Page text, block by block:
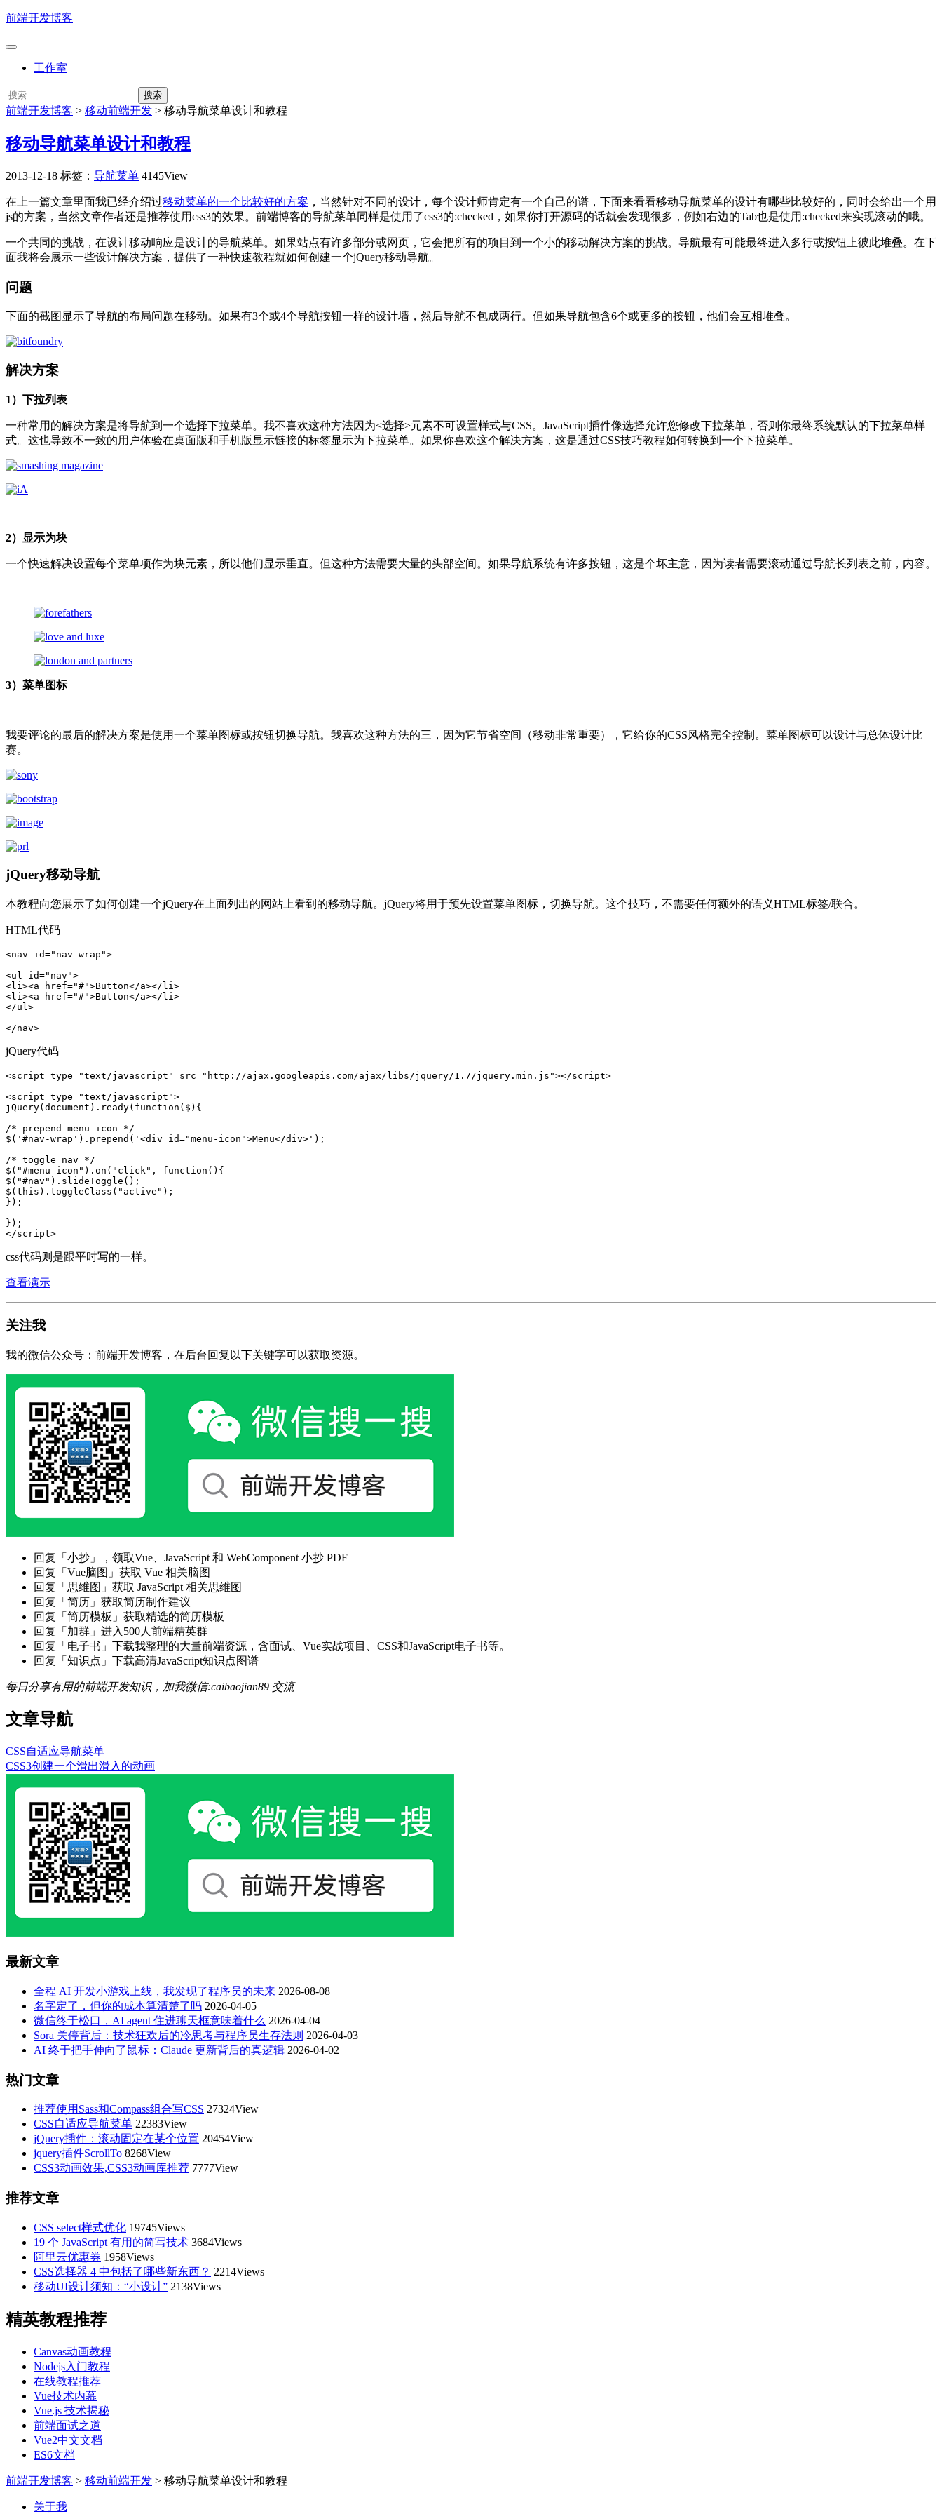
前端开发博客
工作室
前端开发博客 > 移动前端开发 > 移动导航菜单设计和教程
移动导航菜单设计和教程
2013-12-18 标签： 导航菜单 4145View
在上一篇文章里面我已经介绍过移动菜单的一个比较好的方案 ，当然针对不同的设计，每个设计师肯定有一个自己的谱，下面来看看移动导航菜单的设计有哪些比较好的，同时会给出一个用
js的方案，当然文章作者还是推荐使用css3的效果。前端博客的导航菜单同样是使用了css3的:checked，如果你打开源码的话就会发现很多，例如右边的Tab也是使用:checked来实现滚动的哦。
一个共同的挑战，在设计移动响应是设计的导航菜单。如果站点有许多部分或网页，它会把所有的项目到一个小的移动解决方案的挑战。导航最有可能最终进入多行或按钮上彼此堆叠。在下
面我将会展示一些设计解决方案，提供了一种快速教程就如何创建一个jQuery移动导航。
问题
下面的截图显示了导航的布局问题在移动。如果有3个或4个导航按钮一样的设计墙，然后导航不包成两行。但如果导航包含6个或更多的按钮，他们会互相堆叠。
解决方案
1）下拉列表
一种常用的解决方案是将导航到一个选择下拉菜单。我不喜欢这种方法因为<选择>元素不可设置样式与CSS。JavaScript插件像选择允许您修改下拉菜单，否则你最终系统默认的下拉菜单样
式。这也导致不一致的用户体验在桌面版和手机版显示链接的标签显示为下拉菜单。如果你喜欢这个解决方案，这是通过CSS技巧教程如何转换到一个下拉菜单。
2）显示为块
一个快速解决设置每个菜单项作为块元素，所以他们显示垂直。但这种方法需要大量的头部空间。如果导航系统有许多按钮，这是个坏主意，因为读者需要滚动通过导航长列表之前，内容。
3）菜单图标
我要评论的最后的解决方案是使用一个菜单图标或按钮切换导航。我喜欢这种方法的三，因为它节省空间（移动非常重要），它给你的CSS风格完全控制。菜单图标可以设计与总体设计比
赛。
jQuery移动导航
本教程向您展示了如何创建一个jQuery在上面列出的网站上看到的移动导航。jQuery将用于预先设置菜单图标，切换导航。这个技巧，不需要任何额外的语义HTML标签/联合。
HTML代码
<nav id="nav-wrap">
<ul id="nav">
<li><a href="#">Button</a></li>
<li><a href="#">Button</a></li>
</ul>
</nav>
jQuery代码
<script type="text/javascript" src="http://ajax.googleapis.com/ajax/libs/jquery/1.7/jquery.min.js"></script>
<script type="text/javascript">
jQuery(document).ready(function($){
/* prepend menu icon */
$('#nav-wrap').prepend('<div id="menu-icon">Menu</div>');
/* toggle nav */
$("#menu-icon").on("click", function(){
$("#nav").slideToggle();
$(this).toggleClass("active");
});
});
</script>
css代码则是跟平时写的一样。
查看演示
关注我
我的微信公众号：前端开发博客，在后台回复以下关键字可以获取资源。
回复「小抄」，领取Vue、JavaScript 和 WebComponent 小抄 PDF
回复「Vue脑图」获取 Vue 相关脑图
回复「思维图」获取 JavaScript 相关思维图
回复「简历」获取简历制作建议
回复「简历模板」获取精选的简历模板
回复「加群」进入500人前端精英群
回复「电子书」下载我整理的大量前端资源，含面试、Vue实战项目、CSS和JavaScript电子书等。
回复「知识点」下载高清JavaScript知识点图谱
每日分享有用的前端开发知识，加我微信:caibaojian89 交流
文章导航
CSS自适应导航菜单
CSS3创建一个滑出滑入的动画
最新文章
全程 AI 开发小游戏上线，我发现了程序员的未来 2026-08-08
名字定了，但你的成本算清楚了吗 2026-04-05
微信终于松口，AI agent 住进聊天框意味着什么 2026-04-04
Sora 关停背后：技术狂欢后的冷思考与程序员生存法则 2026-04-03
AI 终于把手伸向了鼠标：Claude 更新背后的真逻辑 2026-04-02
热门文章
推荐使用Sass和Compass组合写CSS 27324View
CSS自适应导航菜单 22383View
jQuery插件：滚动固定在某个位置 20454View
jquery插件ScrollTo 8268View
CSS3动画效果,CSS3动画库推荐 7777View
推荐文章
CSS select样式优化 19745Views
19 个 JavaScript 有用的简写技术 3684Views
阿里云优惠券 1958Views
CSS选择器 4 中包括了哪些新东西？ 2214Views
移动UI设计须知：“小设计” 2138Views
精英教程推荐
Canvas动画教程
Nodejs入门教程
在线教程推荐
Vue技术内幕
Vue.js 技术揭秘
前端面试之道
Vue2中文文档
ES6文档
前端开发博客 > 移动前端开发 > 移动导航菜单设计和教程
关于我